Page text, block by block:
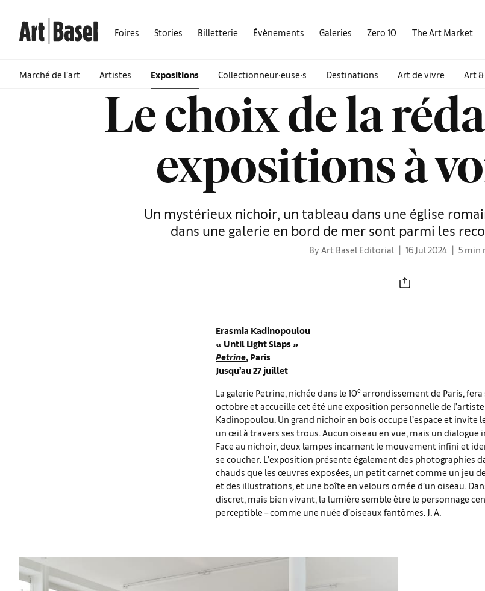
Foires Stories Billetterie Évènements Galeries Zero 10 The Art Market
Marché de l’art Artistes Expositions Collectionneur∙euse∙s Destinations Art de vivre Art
Le choix de la
expositions à
Un mystérieux nichoir, un tableau dans une église
dans une galerie en bord de mer sont parmi les
By Art Basel Editorial 16 Jul 2024 5 min
Erasmia Kadinopoulou
« Until Light Slaps»
Petrine, Paris
Jusqu’au 27 juillet
La galerie Petrine, nichée dans le 10e arrondissement de Paris, fera
octobre et accueille cet été une exposition personnelle de
Kadinopoulou. Un grand nichoir en bois occupe l’espace et invite
un œil à travers ses trous. Aucun oiseau en vue, mais un
Face au nichoir, deux lampes incarnent le mouvement infini et
se coucher. L’exposition présente également des photographies
chauds que les œuvres exposées, un petit carnet comme un jeu
et des illustrations, et une boîte en velours ornée d’un oiseau.
discret, mais bien vivant, la lumière semble être le personnage
perceptible – comme une nuée d’oiseaux fantômes. J. A.